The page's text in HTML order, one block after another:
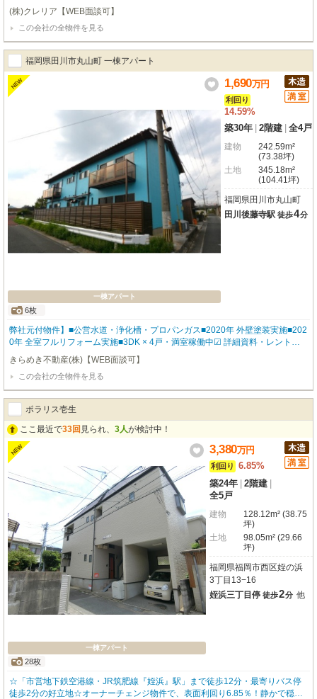
した買い物ができる「ローソン 直方頓野店」まで322mです。総合病院の「医
療法人社団温故会直方中村病院」まで1676mです。直方中央公園まで1089m
で、朝のランニングや気分転換に最適な環境です。動物病院の「ASAP動物病
院」まで1546mです。
(株)クレリア【WEB面談可】
この会社の全物件を見る
福岡県田川市丸山町 一棟アパート
NEW
一棟アパート
6枚
1,690万円
利回り
14.59%
築30年 2階建 全4戸
建物
242.59m²
(73.38坪)
土地
345.18m²
(104.41坪)
福岡県田川市丸山町
田川後藤寺駅 徒歩4分
弊社元付物件】■公営水道・浄化槽・プロパンガス■2020年 外壁塗装実施■202
0年 全室フルリフォーム実施■3DK × 4戸・満室稼働中☑ 詳細資料・レントロ
ール・修繕履歴 一式取り揃えています。☑ 想定年間収入 2,466,000円は2026
年8月の最新情報です。
きらめき不動産(株)【WEB面談可】
この会社の全物件を見る
ポラリス壱生
ここ最近で33回 見られ、 3人が検討中！
NEW
一棟アパート
28枚
3,380万円
利回り
6.85%
築24年 2階建
全5戸
建物
128.12m² (38.75
坪)
土地
98.05m² (29.66
坪)
福岡県福岡市西区姪の浜
3丁目13−16
姪浜三丁目停 徒歩2分 他
☆「市営地下鉄空港線・JR筑肥線『姪浜』駅」まで徒歩12分・最寄りバス停
徒歩2分の好立地☆オーナーチェンジ物件で、表面利回り6.85％！静かで穏や